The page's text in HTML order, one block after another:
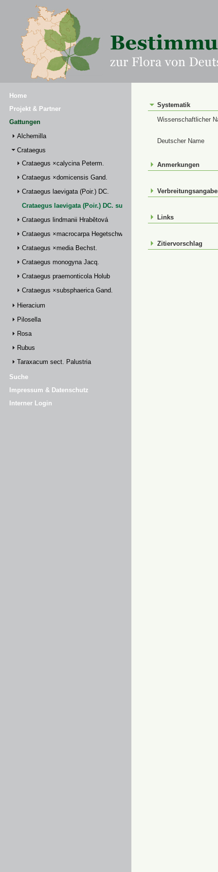
Home
Projekt & Partner
Gattungen
Alchemilla
Crataegus
Crataegus ×calycina Peterm.
Crataegus ×domicensis Gand.
Crataegus laevigata (Poir.) DC.
Crataegus laevigata (Poir.) DC. subsp. palmstruchii (Lindm.)
Crataegus lindmanii Hrabětová
Crataegus ×macrocarpa Hegetschw.
Crataegus ×media Bechst.
Crataegus monogyna Jacq.
Crataegus praemonticola Holub
Crataegus ×subsphaerica Gand.
Hieracium
Pilosella
Rosa
Rubus
Taraxacum sect. Palustria
Suche
Impressum & Datenschutz
Interner Login
Systematik
Wissenschaftlicher
Deutscher Name
Anmerkungen
Links
Zitiervorschlag